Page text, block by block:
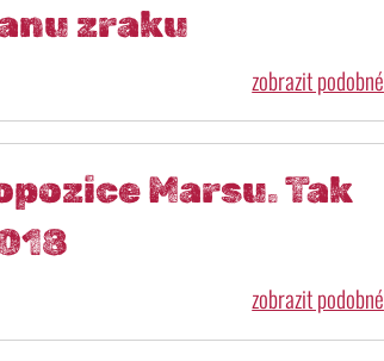
zraku
zobrazit podobné
Marsu. Tak
zobrazit podobné